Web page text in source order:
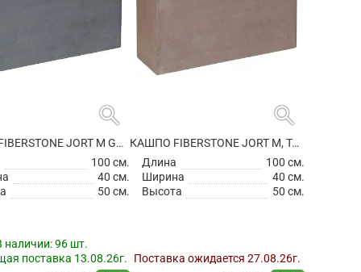
search
КАШПО FIBERSTONE JORT M GREY
100 см.
40 см.
50 см.
наличии:96 шт.
поставка 13.08.26г.
search
КАШПО FIBERSTONE JORT M, TAUPE
Длина
100 см.
Ширина
40 см.
Высота
50 см.
Поставка ожидается 27.08.26г.